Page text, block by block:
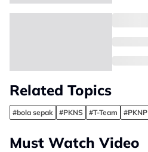
Related Topics
#bola sepak #PKNS #T-Team #PKNP
Must Watch Video